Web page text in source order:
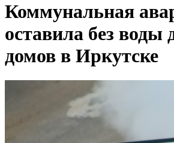
Коммунальная
оставила без воды
домов в Иркутске